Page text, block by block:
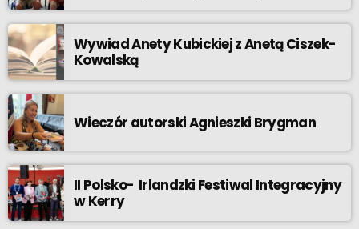
Wywiad Anety Kubickiej z Anetą Ciszek-
Kowalską
Wieczór autorski Agnieszki Brygman
II Polsko- Irlandzki Festiwal Integracyjny
w Kerry